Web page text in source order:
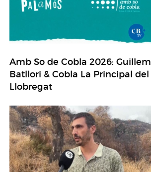
Amb So de Cobla 2026: Guillem
Batllori & Cobla La Principal del
Llobregat